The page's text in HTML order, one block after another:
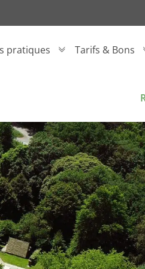
pratiques Tarifs & Bons